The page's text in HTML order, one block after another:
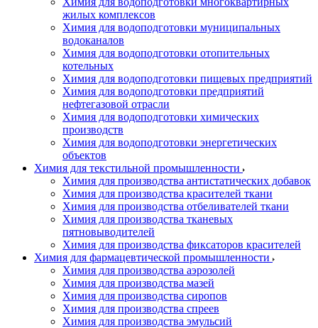
жилых комплексов
Химия для водоподготовки муниципальных
водоканалов
Химия для водоподготовки отопительных
котельных
Химия для водоподготовки пищевых предприятий
Химия для водоподготовки предприятий
нефтегазовой отрасли
Химия для водоподготовки химических
производств
Химия для водоподготовки энергетических
объектов
Химия для текстильной промышленности
Химия для производства антистатических добавок
Химия для производства красителей ткани
Химия для производства отбеливателей ткани
Химия для производства тканевых
пятновыводителей
Химия для производства фиксаторов красителей
Химия для фармацевтической промышленности
Химия для производства аэрозолей
Химия для производства мазей
Химия для производства сиропов
Химия для производства спреев
Химия для производства эмульсий